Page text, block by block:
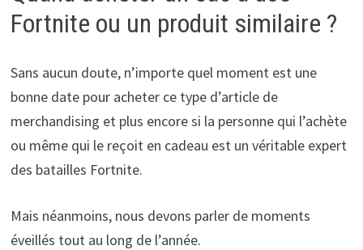
Fortnite ou un produit similaire ?
Sans aucun doute, n’importe quel moment est une
bonne date pour acheter ce type d’article de
merchandising et plus encore si la personne qui l’achète
ou même qui le reçoit en cadeau est un véritable expert
des batailles Fortnite.
Mais néanmoins, nous devons parler de moments
éveillés tout au long de l’année.